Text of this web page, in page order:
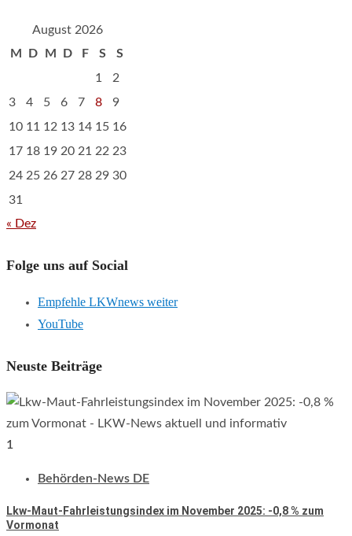
August 2026
M
D M D F S
S
1
2
3
4 5 6 7 8
9
10 11 12 13 14 15 16
17 18 19 20 21 22 23
24 25 26 27 28 29 30
31
« Dez
Folge uns auf Social
Empfehle LKWnews weiter
YouTube
Neuste Beiträge
1
Behörden-News DE
Lkw-Maut-Fahrleistungsindex im November 2025: -0,8 % zum
Vormonat